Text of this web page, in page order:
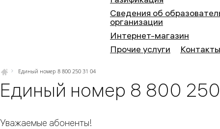
Сведения об
организации
Интернет-магазин
Прочие услуги
Контакты
Единый номер 8 800 250 31 04
Единый номер 8 800
Уважаемые абоненты!